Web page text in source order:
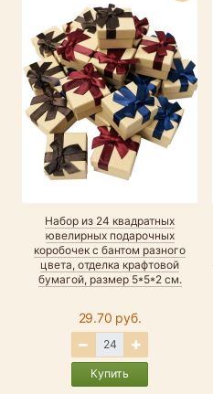
Набор из 24 квадратных
ювелирных подарочных
коробочек с бантом разного
цвета, отделка крафтовой
бумагой, размер 5*5*2 см.
29.70 руб.
Купить